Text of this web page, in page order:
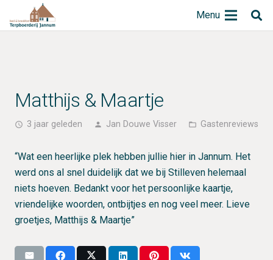
Menu
Matthijs & Maartje
access_time 3 jaar geleden person Jan Douwe Visser folder_open Gastenreviews
“Wat een heerlijke plek hebben jullie hier in Jannum. Het
werd ons al snel duidelijk dat we bij Stilleven helemaal
niets hoeven. Bedankt voor het persoonlijke kaartje,
vriendelijke woorden, ontbijtjes en nog veel meer. Lieve
groetjes, Matthijs & Maartje”